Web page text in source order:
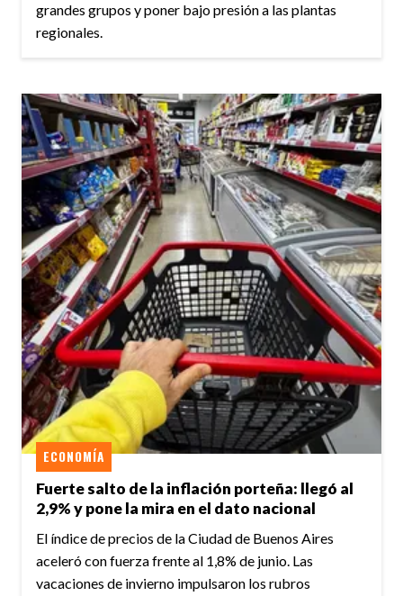
grandes grupos y poner bajo presión a las plantas
regionales.
Fuerte salto de la inflación porteña: llegó al
2,9% y pone la mira en el dato nacional
ECONOMÍA
El índice de precios de la Ciudad de Buenos Aires
aceleró con fuerza frente al 1,8% de junio. Las
vacaciones de invierno impulsaron los rubros